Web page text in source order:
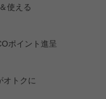
使える
ポイント進呈
オトクに